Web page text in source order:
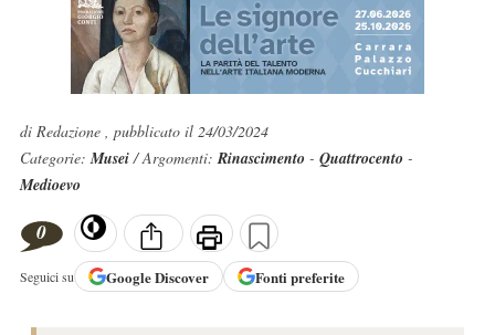
di Redazione , pubblicato il 24/03/2024
Categorie:Musei/ Argomenti:Rinascimento - Quattrocento -
Medioevo
0
Seguici su GoogleDiscover Fonti preferite